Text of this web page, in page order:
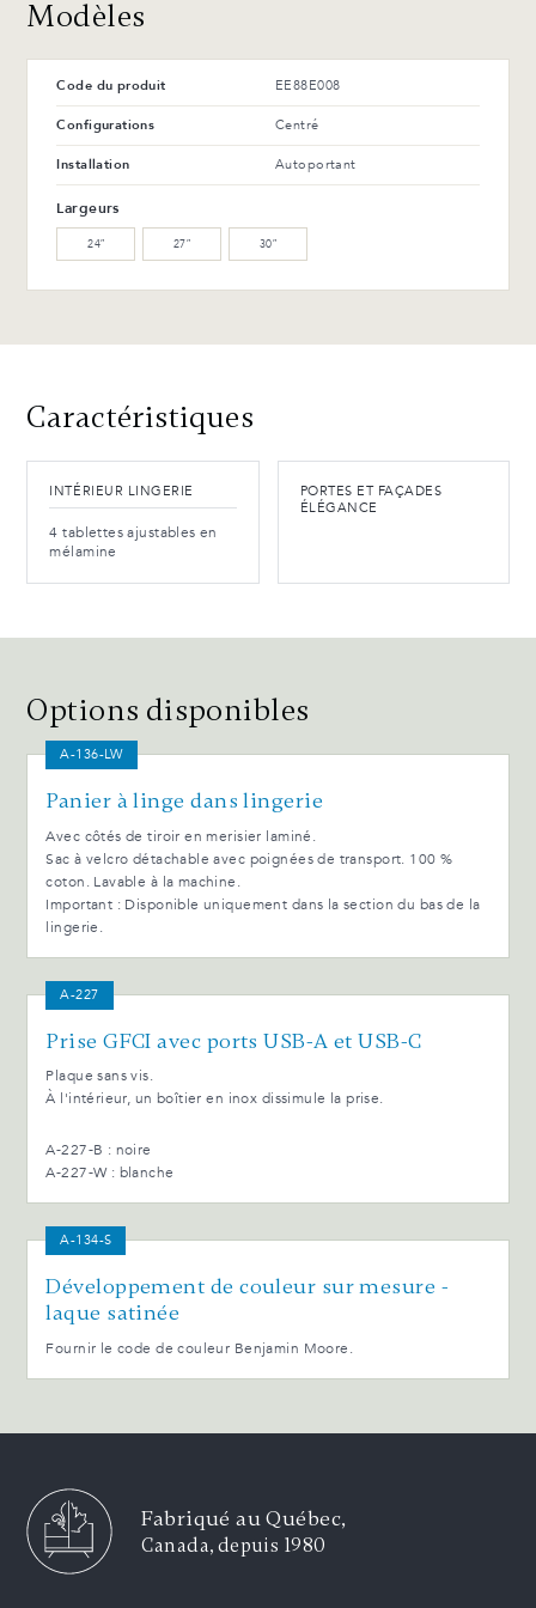
Modèles
Code du produit EE88E008
Configurations Centré
Installation Autoportant
Largeurs
24″ 27″ 30″
Caractéristiques
INTÉRIEUR LINGERIE
4 tablettes ajustables en
mélamine
PORTES ET FAÇADES
ÉLÉGANCE
Options disponibles
A-136-LW
Panier à linge dans lingerie
Avec côtés de tiroir en merisier laminé.
Sac à velcro détachable avec poignées de transport. 100 %
coton. Lavable à la machine.
Important : Disponible uniquement dans la section du bas de la
lingerie.
A-227
Prise GFCI avec ports USB-A et USB-C
Plaque sans vis.
À l'intérieur, un boîtier en inox dissimule la prise.
A-227-B : noire
A-227-W : blanche
A-134-S
Développement de couleur sur mesure -
laque satinée
Fournir le code de couleur Benjamin Moore.
Fabriqué au Québec,
Canada, depuis 1980